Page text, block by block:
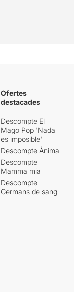
Ofertes
destacades
Descompte El
Mago Pop 'Nada
es imposible'
Descompte Ànima
Descompte
Mamma mia
Descompte
Germans de sang